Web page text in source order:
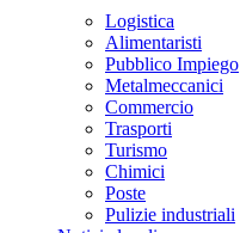
Logistica
Alimentaristi
Pubblico Impiego
Metalmeccanici
Commercio
Trasporti
Turismo
Chimici
Poste
Pulizie industriali